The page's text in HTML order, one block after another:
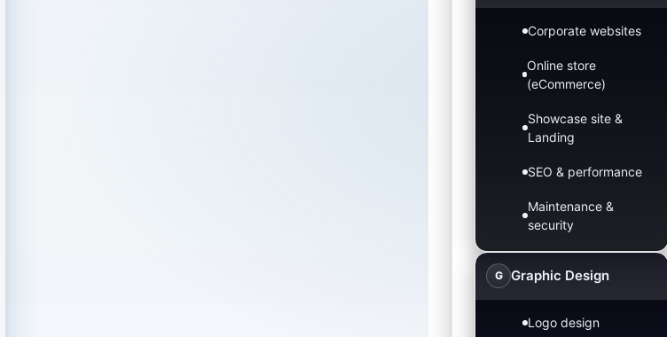
Corporate websites
Online store
(eCommerce)
Showcase site &
Landing
SEO & performance
Maintenance &
security
G Graphic Design
Logo design